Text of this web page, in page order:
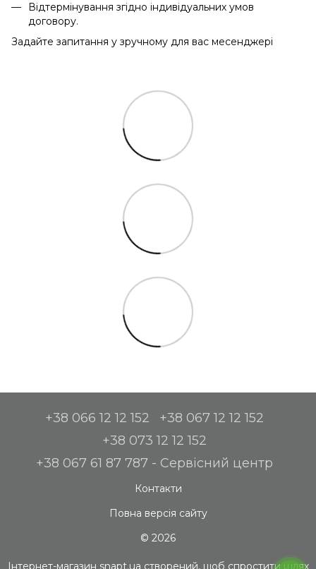
Відтермінування згідно індивідуальних умов
договору.
Задайте запитання у зручному для вас месенджері
+38 066 12 12 152
+38 067 12 12 152
+38 073 12 12 152
+38 067 61 87 787 - Сервісний центр
Контакти
Повна версія сайту
© 2026
Інтернет-магазин snapt.ua створений, щоб спростити шлях